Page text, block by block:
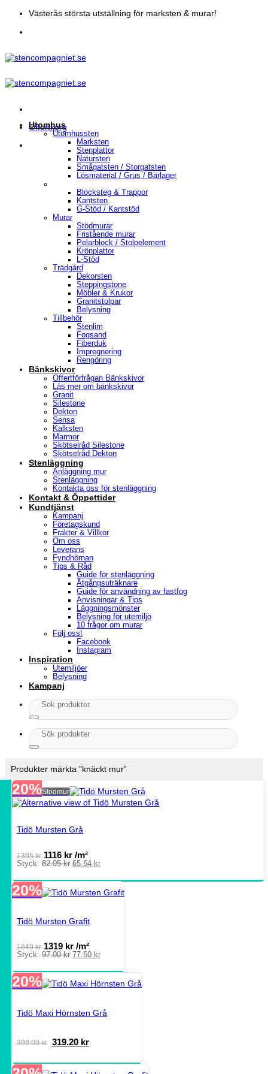
Skip
content
Västerås största utställning för marksten & murar!
Offertkorg
Utomhus
Utomhussten
Marksten
Stenplattor
Natursten
Smågatsten / Storgatsten
Lösmaterial / Grus / Bärlager
Blocksteg & Trappor
Kantsten
G-Stöd / Kantstöd
Murar
Stödmurar
Fristående murar
Pelarblock / Stolpelement
Krönplattor
L-Stöd
Trädgård
Dekorsten
Steppingstone
Möbler & Krukor
Granitstolpar
Belysning
Tillbehör
Stenlim
Fogsand
Fiberduk
Impregnering
Rengöring
Bänkskivor
Offertförfrågan Bänkskivor
Läs mer om bänkskivor
Granit
Silestone
Dekton
Sensa
Kalksten
Marmor
Skötselråd Silestone
Skötselråd Dekton
Stenläggning
Anläggning mur
Stenläggning
Kontakta oss för stenläggning
Kontakt & Öppettider
Kundtjänst
Kampanj
Företagskund
Frakter & Villkor
Om oss
Leverans
Fyndhörnan
Tips & Råd
Guide för stenläggning
Åtgångsuträknare
Guide för användning av fastfog
Anvisningar & Tips
Läggningsmönster
Belysning för utemiljö
10 frågor om murar
Följ oss!
Facebook
Instagram
Inspiration
Utemiljöer
Belysning
Kampanj
Sök
efter:
Sök
efter:
Produkter märkta ”knäckt mur”
20%Stödmur
Tidö Mursten Grå
1395kr 1116 kr /m²
Styck: 82.05kr Det
priset
82.05 kr.
65.64 krDet
priset
65.64 kr.
20%
Tidö Mursten Grafit
1649kr 1319 kr /m²
Styck: 97.00kr Det
priset
97.00 kr.
77.60 krDet
priset
77.60 kr.
20%
Tidö Maxi Hörnsten Grå
399.00kr Det
priset
var:
319.20 krDet
priset
är: